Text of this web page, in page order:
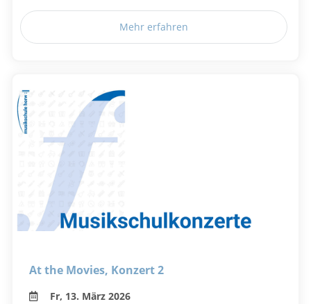
Mehr erfahren
At the Movies, Konzert 2
Fr, 13. März 2026